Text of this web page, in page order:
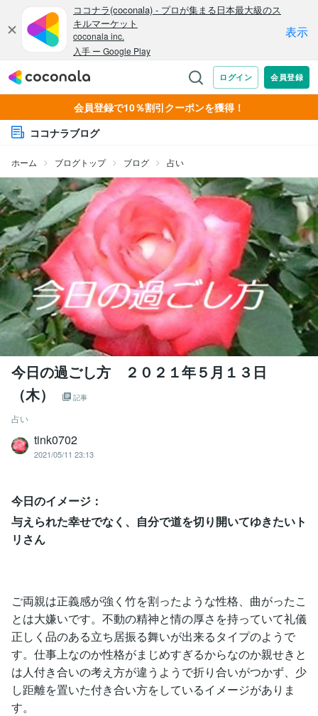
会員登録で10％割引クーポンを獲得！
ココナラブログ
ホーム ブログトップ ブログ 占い
今日の過ごし方 ２０２１年５月１３日
（木）
記事
占い
tink0702
2021/05/11 23:13
今日のイメージ：
与えられた幸せでなく、自分で道を切り開いてゆきたいト
リさん
ご両親は正義感が強く竹を割ったような性格、曲がったこ
とは大嫌いです。不動の精神と情の厚さを持っていて礼儀
正しく品のある立ち居振る舞いが出来るタイプのようで
す。仕事上なのか性格がまじめすぎるからなのか親せきと
は人付き合いの考え方が違うようで折り合いがつかず、少
し距離を置いた付き合い方をしているイメージがありま
す。